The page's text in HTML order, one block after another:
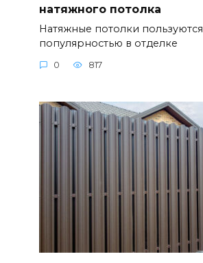
натяжного потолка
Натяжные потолки пользуются
популярностью в отделке
0 817